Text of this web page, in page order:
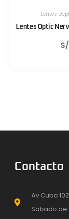
Herramientas,
Válvula
Contacto
Av Cuba
Sabado de